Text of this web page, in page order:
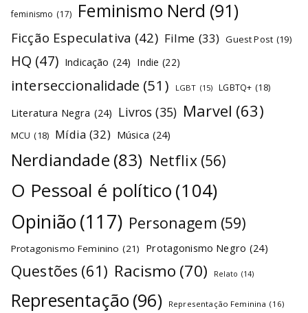
feminismo (17) Feminismo Nerd (91)
Ficção Especulativa (42) Filme (33) Guest Post (19)
HQ (47) Indicação (24) Indie (22)
interseccionalidade (51) LGBT (15) LGBTQ+ (18)
Literatura Negra (24) Livros (35) Marvel (63)
MCU (18) Mídia (32) Música (24)
Nerdiandade (83) Netflix (56)
O Pessoal é político(104)
Opinião(117) Personagem (59)
Protagonismo Feminino (21) Protagonismo Negro (24)
Questões (61) Racismo (70) Relato (14)
Representação (96) Representação Feminina (16)